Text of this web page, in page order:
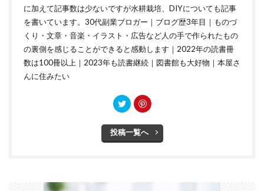
に加えて記事数は少ないですが水耕栽培、DIYについても記事
を書いています。30代副業ブロガー｜ブログ歴3年目｜ものづ
くり・文章・音楽・イラスト・広告など人の手で作られたもの
の裏側を感じることができると感動します｜2022年の読書冊
数は100冊以上｜2023年も読書継続｜図書館も大好物｜本屋さ
んに住みたい
投稿一覧へ